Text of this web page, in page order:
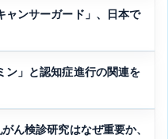
ャンサーガード」、日本で
ン」と認知症進行の関連を
ん検診研究はなぜ重要か、